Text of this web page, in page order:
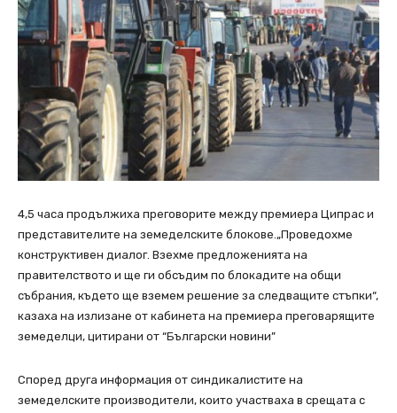
4,5 часа продължиха преговорите между премиера Ципрас и
представителите на земеделските блокове.„Проведохме
конструктивен диалог. Взехме предложенията на
правителството и ще ги обсъдим по блокадите на общи
събрания, където ще вземем решение за следващите стъпки“,
казаха на излизане от кабинета на премиера преговарящите
земеделци, цитирани от “Български новини”
Според друга информация от синдикалистите на
земеделските производители, които участваха в срещата с